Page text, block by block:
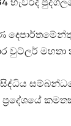
වුට්ලර් මහතා
සිද්ධිය